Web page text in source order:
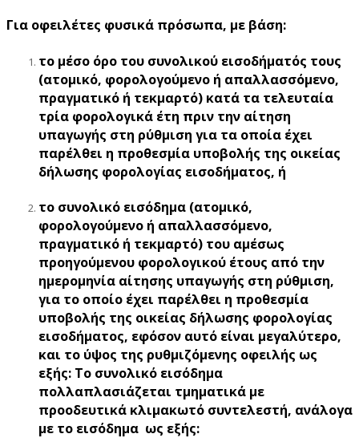
Για οφειλέτες φυσικά πρόσωπα, με βάση:
το μέσο όρο του συνολικού εισοδήματός τους
(ατομικό, φορολογούμενο ή απαλλασσόμενο,
πραγματικό ή τεκμαρτό) κατά τα τελευταία
τρία φορολογικά έτη πριν την αίτηση
υπαγωγής στη ρύθμιση για τα οποία έχει
παρέλθει η προθεσμία υποβολής της οικείας
δήλωσης φορολογίας εισοδήματος, ή
το συνολικό εισόδημα (ατομικό,
φορολογούμενο ή απαλλασσόμενο,
πραγματικό ή τεκμαρτό) του αμέσως
προηγούμενου φορολογικού έτους από την
ημερομηνία αίτησης υπαγωγής στη ρύθμιση,
για το οποίο έχει παρέλθει η προθεσμία
υποβολής της οικείας δήλωσης φορολογίας
εισοδήματος, εφόσον αυτό είναι μεγαλύτερο,
και το ύψος της ρυθμιζόμενης οφειλής ως
εξής: Το συνολικό εισόδημα
πολλαπλασιάζεται τμηματικά με
προοδευτικά κλιμακωτό συντελεστή, ανάλογα
με το εισόδημα ως εξής: